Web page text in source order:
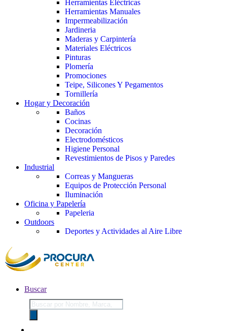
Herramientas Eléctricas
Herramientas Manuales
Impermeabilización
Jardineria
Maderas y Carpintería
Materiales Eléctricos
Pinturas
Plomería
Promociones
Teipe, Silicones Y Pegamentos
Tornillería
Hogar y Decoración
Baños
Cocinas
Decoración
Electrodomésticos
Higiene Personal
Revestimientos de Pisos y Paredes
Industrial
Correas y Mangueras
Equipos de Protección Personal
Iluminación
Oficina y Papelería
Papeleria
Outdoors
Deportes y Actividades al Aire Libre
Buscar
Búsqueda
de
productos